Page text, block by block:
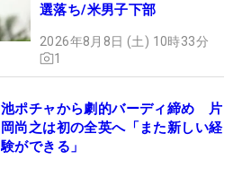
選落ち/米男子下部
2026年8月8日 (土) 10時33分
1
池ポチャから劇的バーディ締め 片
岡尚之は初の全英へ「また新しい経
験ができる」